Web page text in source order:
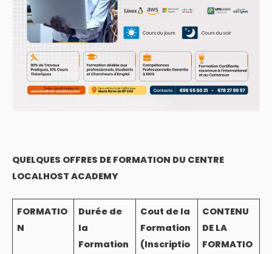
QUELQUES OFFRES DE FORMATION DU CENTRE
LOCALHOST ACADEMY
FORMATIO
N
Durée de
la
Formation
Cout de la
Formation
(Inscriptio
CONTENU
DE LA
FORMATIO